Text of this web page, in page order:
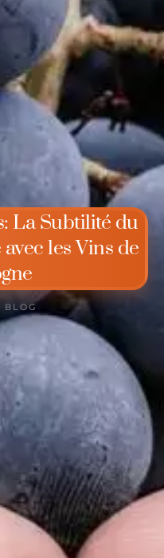
La Subtilité du
les Vins de
BLOG